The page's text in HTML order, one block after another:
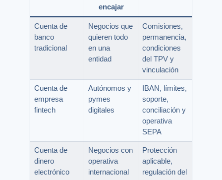
encajar
Cuenta de
banco
tradicional
Negocios que
quieren todo
en una
entidad
Comisiones,
permanencia,
condiciones
del TPV y
vinculación
Cuenta de
empresa
fintech
Autónomos y
pymes
digitales
IBAN, límites,
soporte,
conciliación y
operativa
SEPA
Cuenta de
dinero
electrónico
Negocios con
operativa
internacional
Protección
aplicable,
regulación del